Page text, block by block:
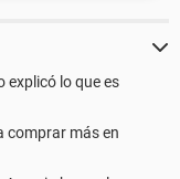
explicó lo que es
comprar más en